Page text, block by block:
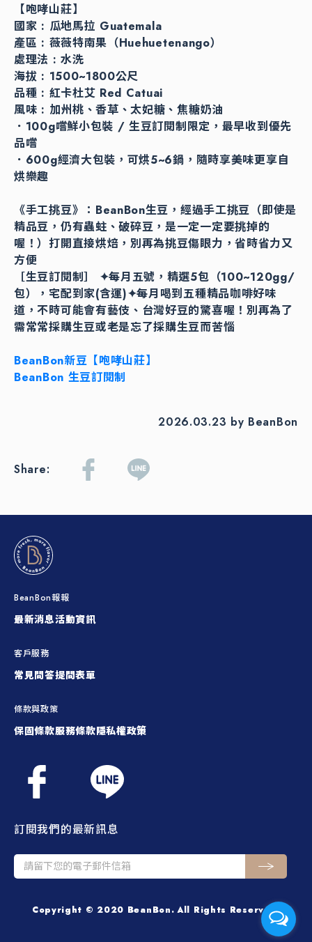
【咆哮山莊】
國家 : 瓜地馬拉 Guatemala
產區 : 薇薇特南果（Huehuetenango）
處理法 : 水洗
海拔 : 1500~1800公尺
品種 : 紅卡杜艾 Red Catuai
風味 : 加州桃、香草、太妃糖、焦糖奶油
．100g嚐鮮小包裝 / 生豆訂閱制限定，最早收到優先
品嚐
．600g經濟大包裝，可烘5~6鍋，隨時享美味更享自
烘樂趣
《手工挑豆》：BeanBon生豆，經過手工挑豆（即使是
精品豆，仍有蟲蛀、破碎豆，是一定一定要挑掉的
喔！）打開直接烘焙，別再為挑豆傷眼力，省時省力又
方便
［生豆訂閱制］ ✦每月五號，精選5包（100~120gg/
包），宅配到家(含運)✦每月喝到五種精品咖啡好味
道，不時可能會有藝伎、台灣好豆的驚喜喔！別再為了
需常常採購生豆或老是忘了採購生豆而苦惱
BeanBon新豆【咆哮山莊】
BeanBon 生豆訂閱制
2026.03.23 by BeanBon
Share:
BeanBon報報
最新消息活動資訊
客戶服務
常見問答提問表單
條款與政策
保固條款服務條款隱私權政策
訂閱我們的最新訊息
Copyright © 2020 BeanBon. All Rights Reserved.